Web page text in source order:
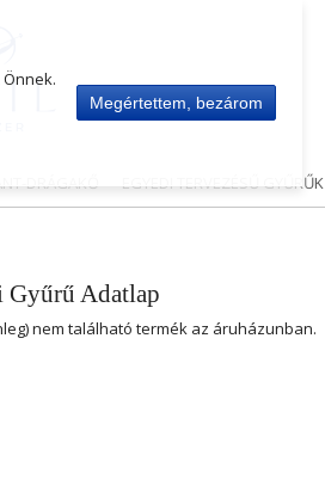
DRÁGAKŐ EGYEDI TERVEZÉSŰ GYŰRŰK
Gyűrű Adatlap
nem található termék az áruházunban.
Megértettem, bezárom